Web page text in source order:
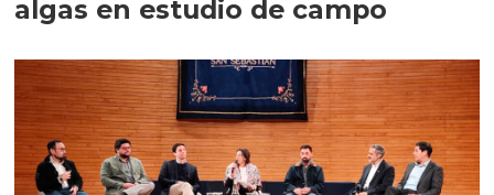
algas en estudio de campo